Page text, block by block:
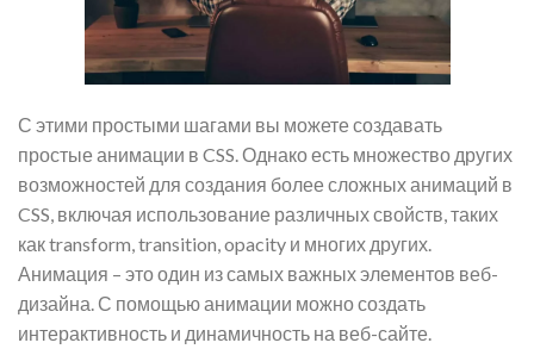
С этими простыми шагами вы можете создавать
простые анимации в CSS. Однако есть множество других
возможностей для создания более сложных анимаций в
CSS, включая использование различных свойств, таких
как transform, transition, opacity и многих других.
Анимация – это один из самых важных элементов веб-
дизайна. С помощью анимации можно создать
интерактивность и динамичность на веб-сайте.